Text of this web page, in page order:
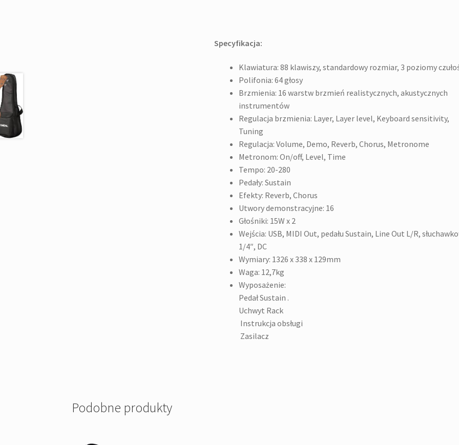
Specyfikacja:
Klawiatura: 88 klawiszy, standardowy rozmiar, 3 poziomy
Polifonia: 64 głosy
Brzmienia: 16 warstw brzmień realistycznych, akustycznych
instrumentów
Regulacja brzmienia: Layer, Layer level, Keyboard sensitivity,
Tuning
Regulacja: Volume, Demo, Reverb, Chorus, Metronome
Metronom: On/off, Level, Time
Tempo: 20-280
Pedały: Sustain
Efekty: Reverb, Chorus
Utwory demonstracyjne: 16
Głośniki: 15W x 2
Wejścia: USB, MIDI Out, pedału Sustain, Line Out L/R,
1/4″, DC
Wymiary: 1326 x 338 x 129mm
Waga: 12,7kg
Wyposażenie:
Pedał Sustain .
Uchwyt Rack
Instrukcja obsługi
Zasilacz
Podobne produkty